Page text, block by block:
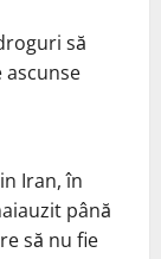
să
ascunse
Iran, în
până
să nu fie